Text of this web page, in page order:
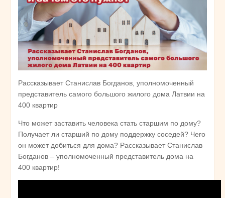
Рассказывает Станислав Богданов, уполномоченный
представитель самого большого жилого дома Латвии на
400 квартир
Что может заставить человека стать старшим по дому?
Получает ли старший по дому поддержку соседей? Чего
он может добиться для дома? Рассказывает Станислав
Богданов – уполномоченный представитель дома на
400 квартир!